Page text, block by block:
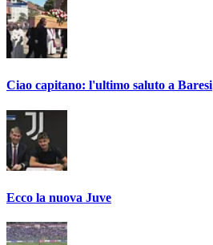
Ciao capitano: l'ultimo saluto a Baresi
Ecco la nuova Juve